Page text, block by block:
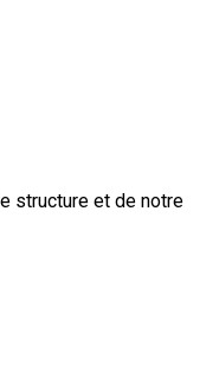
structure et de notre